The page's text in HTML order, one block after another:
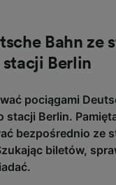
Bahn ze
Berlin
pociągami
stacji Berlin.
bezpośrednio ze
biletów,